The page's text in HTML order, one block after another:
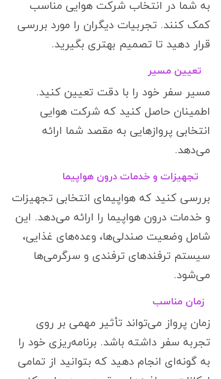
به شما در انتخاب شرکت هوایی مناسب
کمک کنند. تجربیات دیگران را مورد بررسی
قرار دهید تا تصمیم بهتری بگیرید.
تعیین مسیر
مسیر سفر خود را با دقت تعیین کنید.
اطمینان حاصل کنید که شرکت هوایی
انتخابی پروازهایی به مقصد شما ارائه
می‌دهد.
تجهیزات و خدمات درون هواپیما
بررسی کنید که هواپیمای انتخابی تجهیزات
و خدمات درون هواپیما را ارائه می‌دهد. این
شامل وضعیت صندلی‌ها، وعده‌های غذایی،
سیستم ترفندهای ترفندی و سرگرمی‌ها
می‌شود.
زمان مناسب
زمان پرواز می‌تواند تأثیر مهمی بر روی
تجربه سفر داشته باشد. برنامه‌ریزی خود را
به گونه‌ای انجام دهید که بتوانید از تمامی